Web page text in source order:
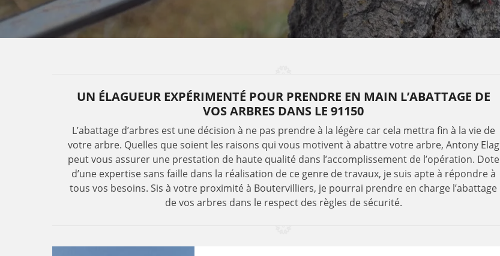
UN ÉLAGUEUR EXPÉRIMENTÉ POUR PRENDRE EN MAIN L’ABATTAGE DE
VOS ARBRES DANS LE 91150
L’abattage d’arbres est une décision à ne pas prendre à la légère car cela mettra fin à la vie de
votre arbre. Quelles que soient les raisons qui vous motivent à abattre votre arbre, Antony Elag
peut vous assurer une prestation de haute qualité dans l’accomplissement de l’opération. Dote
d’une expertise sans faille dans la réalisation de ce genre de travaux, je suis apte à répondre à
tous vos besoins. Sis à votre proximité à Boutervilliers, je pourrai prendre en charge l’abattage
de vos arbres dans le respect des règles de sécurité.